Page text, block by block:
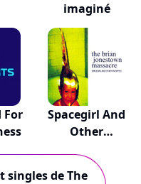
imaginé
For
Spacegirl And
Other
singles de The